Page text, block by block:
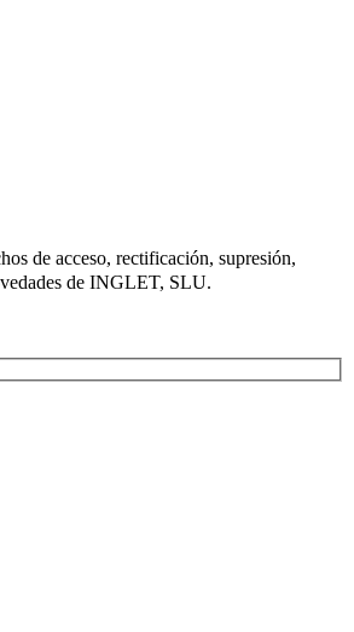
de acceso, rectificación, supresión,
de INGLET, SLU.